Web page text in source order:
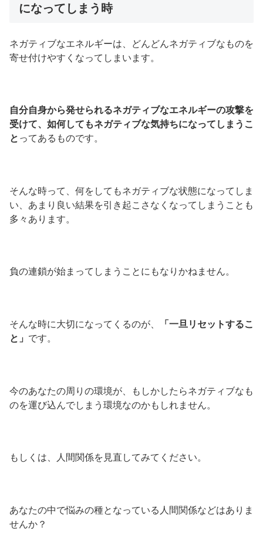
になってしまう時
ネガティブなエネルギーは、どんどんネガティブなものを
寄せ付けやすくなってしまいます。
自分自身から発せられるネガティブなエネルギーの攻撃を
受けて、如何してもネガティブな気持ちになってしまうこ
と ってあるものです。
そんな時って、何をしてもネガティブな状態になってしま
い、あまり良い結果を引き起こさなくなってしまうことも
多々あります。
負の連鎖が始まってしまうことにもなりかねません。
そんな時に大切になってくるのが、
「一旦リセットするこ
と」 です。
今のあなたの周りの環境が、もしかしたらネガティブなも
のを運び込んでしまう環境なのかもしれません。
もしくは、人間関係を見直してみてください。
あなたの中で悩みの種となっている人間関係などはありま
せんか？